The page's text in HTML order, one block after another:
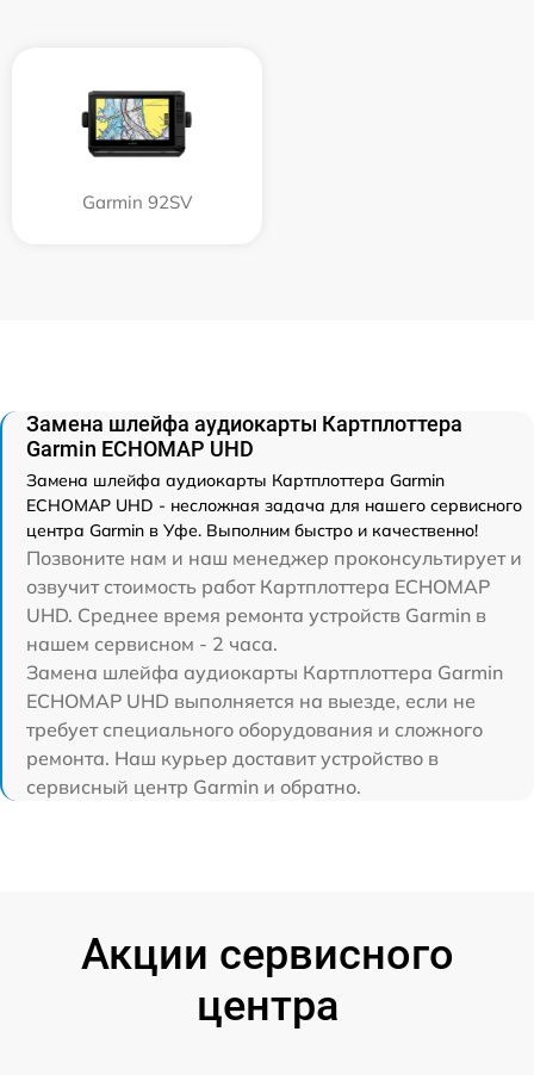
Garmin 92SV
Замена шлейфа аудиокарты Картплоттера
Garmin ECHOMAP UHD
Замена шлейфа аудиокарты Картплоттера Garmin
ECHOMAP UHD - несложная задача для нашего сервисного
центра Garmin в Уфе. Выполним быстро и качественно!
Позвоните нам и наш менеджер проконсультирует и
озвучит стоимость работ Картплоттера ECHOMAP
UHD. Среднее время ремонта устройств Garmin в
нашем сервисном - 2 часа.
Замена шлейфа аудиокарты Картплоттера Garmin
ECHOMAP UHD выполняется на выезде, если не
требует специального оборудования и сложного
ремонта. Наш курьер доставит устройство в
сервисный центр Garmin и обратно.
Акции сервисного
центра